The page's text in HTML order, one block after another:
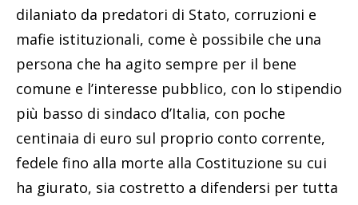
dilaniato da predatori di Stato, corruzioni e
mafie istituzionali, come è possibile che una
persona che ha agito sempre per il bene
comune e l’interesse pubblico, con lo stipendio
più basso di sindaco d’Italia, con poche
centinaia di euro sul proprio conto corrente,
fedele fino alla morte alla Costituzione su cui
ha giurato, sia costretto a difendersi per tutta